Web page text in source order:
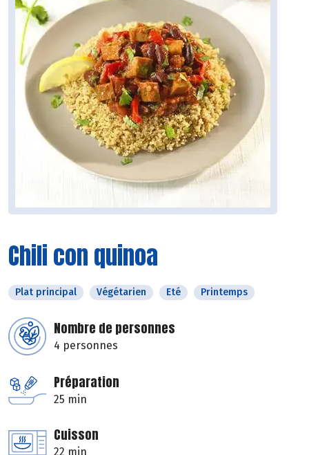
Chili con quinoa
Plat principal Végétarien Eté Printemps
Nombre de personnes
4 personnes
Préparation
25 min
Cuisson
22 min